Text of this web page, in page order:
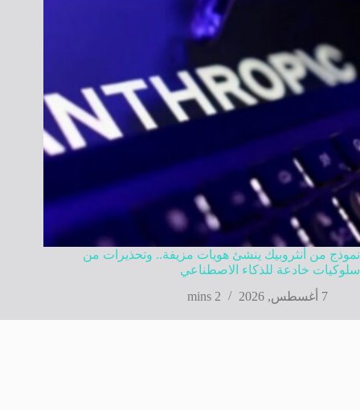
نموذج من أنثروبيك ينشئ هويات مزيفة.. وتحذيرات من
سلوكيات خادعة للذكاء الاصطناعي
7 أغسطس, 2026
2 mins